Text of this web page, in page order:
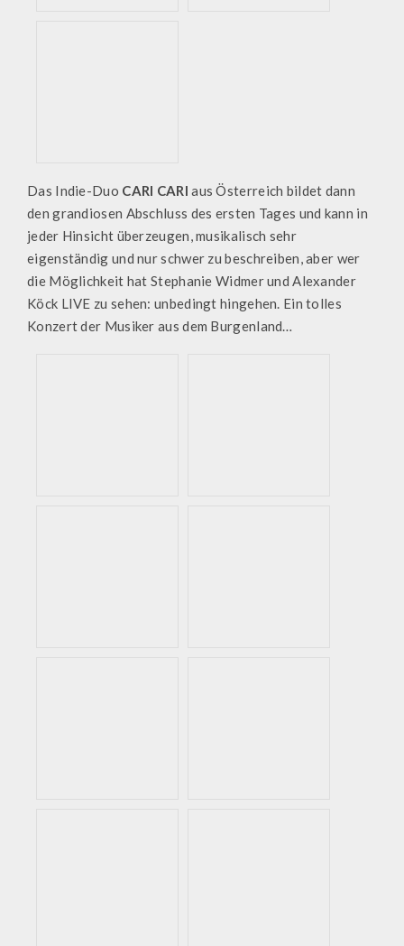
Das Indie-Duo CARI CARI aus Österreich bildet dann
den grandiosen Abschluss des ersten Tages und kann in
jeder Hinsicht überzeugen, musikalisch sehr
eigenständig und nur schwer zu beschreiben, aber wer
die Möglichkeit hat Stephanie Widmer und Alexander
Köck LIVE zu sehen: unbedingt hingehen. Ein tolles
Konzert der Musiker aus dem Burgenland…